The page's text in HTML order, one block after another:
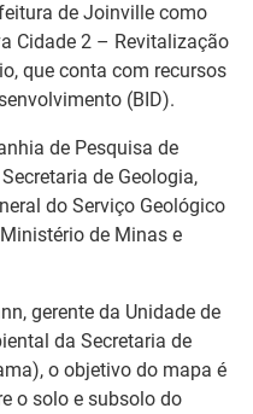
de Joinville como
Cidade 2 – Revitalização
que conta com recursos
(BID).
de Pesquisa de
de Geologia,
do Serviço Geológico
de Minas e
gerente da Unidade de
da Secretaria de
o objetivo do mapa é
o solo e subsolo do